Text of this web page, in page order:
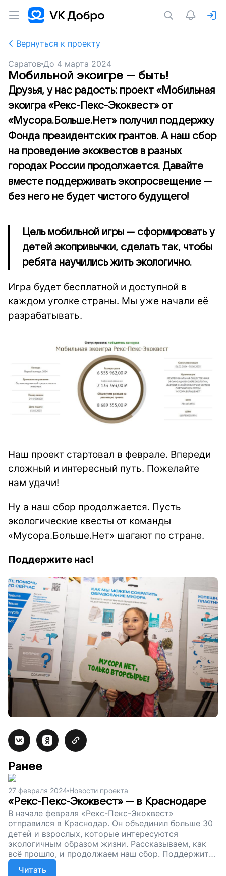
Вернуться к проекту
Саратов До 4 марта 2024
Мобильной экоигре — быть!
Друзья, у нас радость: проект «Мобильная
экоигра «Рекс-Пекс-Экоквест» от
«Мусора.Больше.Нет» получил поддержку
Фонда президентских грантов. А наш сбор
на проведение экоквестов в разных
городах России продолжается. Давайте
вместе поддерживать экопросвещение —
без него не будет чистого будущего!
Цель мобильной игры — сформировать у
детей экопривычки, сделать так, чтобы
ребята научились жить экологично.
Игра будет бесплатной и доступной в
каждом уголке страны. Мы уже начали её
разрабатывать.
Наш проект стартовал в феврале. Впереди
сложный и интересный путь. Пожелайте
нам удачи!
Ну а наш сбор продолжается. Пусть
экологические квесты от команды
«Мусора.Больше.Нет» шагают по стране.
Поддержите нас!
Ранее
27 февраля 2024 Новости проекта
«Рекс-Пекс-Экоквест» — в Краснодаре
В начале февраля «Рекс-Пекс-Экоквест»
отправился в Краснодар. Он объединил больше 30
детей и взрослых, которые интересуются
экологичным образом жизни. Рассказываем, как
всё прошло, и продолжаем наш сбор. Поддержите
нас. Давайте развивать экопросвещение вместе!
Читать